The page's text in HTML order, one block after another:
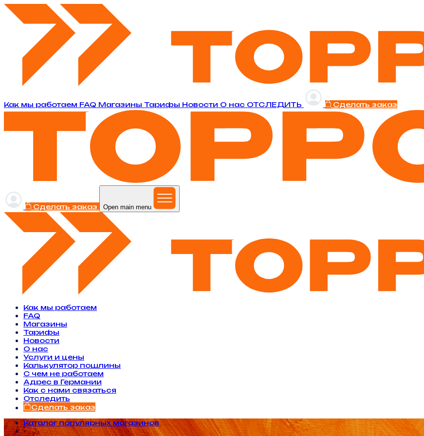
Как мы работаем FAQ Магазины Тарифы Новости O нас ОТСЛЕДИТЬ Сделать заказ
Сделать заказ Open main menu
Как мы работаем
FAQ
Магазины
Тарифы
Новости
O нас
Услуги и цены
Калькулятор пошлины
С чем не работаем
Адрес в Германии
Как с нами связаться
Отследить
Сделать заказ
Каталог популярных магазинов
•